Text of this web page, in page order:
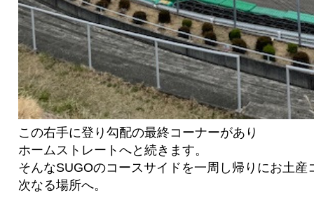
この右手に登り勾配の最終コーナーがあり
ホームストレートへと続きます。
そんなSUGOのコースサイドを一周し帰りにお土産
次なる場所へ。